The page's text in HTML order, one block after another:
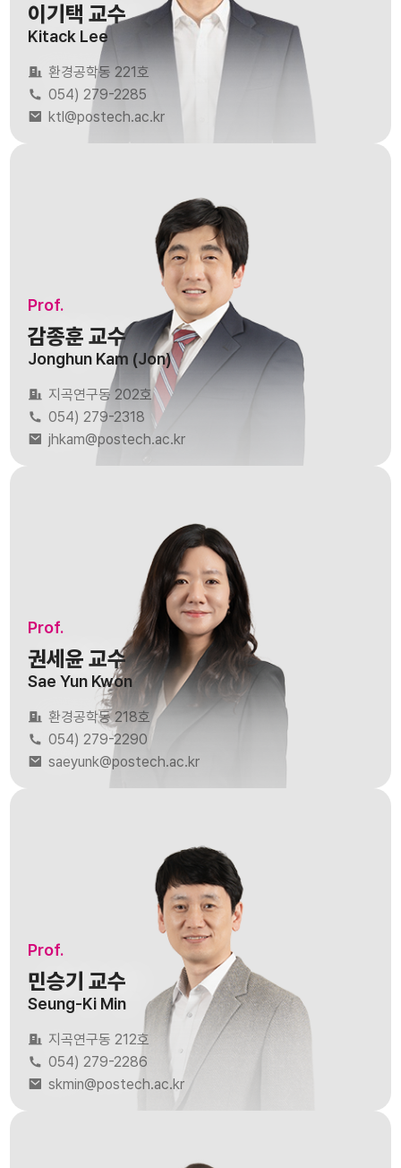
이기택 교수
Kitack Lee
환경공학동 221호
054) 279-2285
ktl@postech.ac.kr
Prof.
감종훈 교수
Jonghun Kam (Jon)
지곡연구동 202호
054) 279-2318
jhkam@postech.ac.kr
Prof.
권세윤 교수
Sae Yun Kwon
환경공학동 218호
054) 279-2290
saeyunk@postech.ac.kr
Prof.
민승기 교수
Seung-Ki Min
지곡연구동 212호
054) 279-2286
skmin@postech.ac.kr